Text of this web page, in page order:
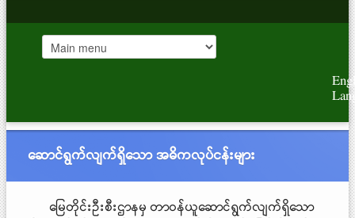
ဆောင်ရွက်လျက်ရှိသော အဓိကလုပ်ငန်းများ
မြေတိုင်းဦးစီးဌာနမှ တာဝန်ယူဆောင်ရွက်လျက်ရှိသော